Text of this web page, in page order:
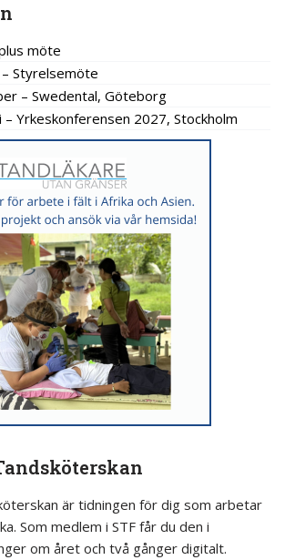
möte
Styrelsemöte
– Swedental, Göteborg
Yrkeskonferensen 2027, Stockholm
är tidningen för dig som arbetar
Som medlem i STF får du den i
om året och två gånger digitalt.